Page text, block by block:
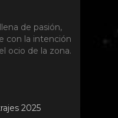
de pasión,
con la intención
ocio de la zona.
2025